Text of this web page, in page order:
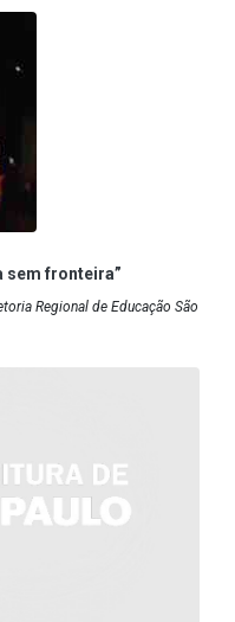
sem fronteira”
Regional de Educação São